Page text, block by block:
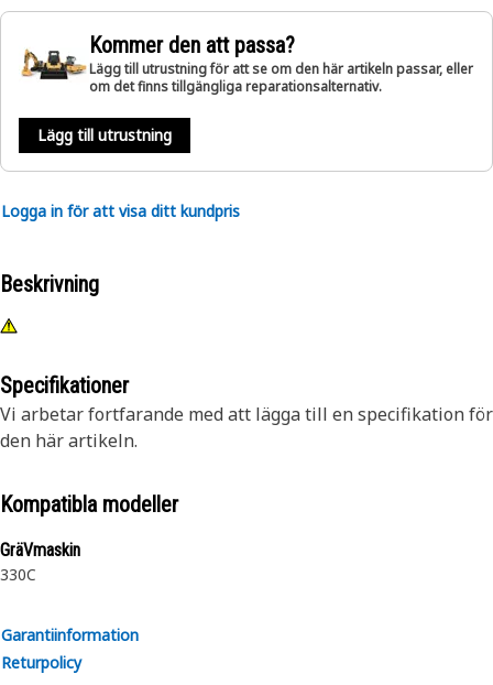
Kommer den att passa?
Lägg till utrustning för att se om den här artikeln passar, eller
om det finns tillgängliga reparationsalternativ.
Lägg till utrustning
Logga in för att visa ditt kundpris
Beskrivning
Specifikationer
Vi arbetar fortfarande med att lägga till en specifikation för
den här artikeln.
Kompatibla modeller
GräVmaskin
330C
Garantiinformation
Returpolicy